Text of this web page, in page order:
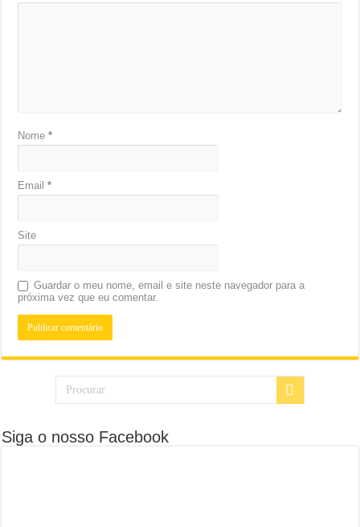
Nome*
Email*
Site
Guardar o meu nome, email e site neste navegador para a
próxima vez que eu comentar.
Siga o nosso Facebook